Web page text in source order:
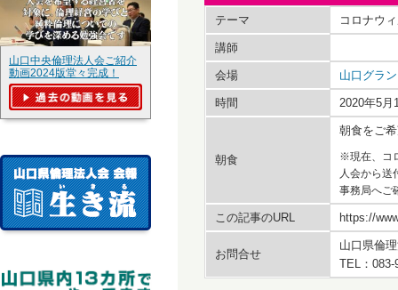
テーマ コロナウ
講師
会場 山口グラ
時間 2020年5
朝食
朝食をご
※現在、コ
人会から送
事務局へご
この記事のURL https://
お問合せ
山口県倫
TEL：
山口中央倫理法人会ご紹介
動画2024版堂々完成！